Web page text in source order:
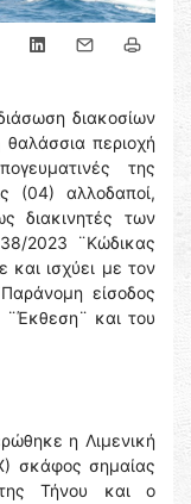
διακοσίων
περιοχή
της
(04) αλλοδαποί,
διακινητές των
2023 ¨Κώδικας
και ισχύει με τον
είσοδος
και του
η Λιμενική
σκάφος σημαίας
Τήνου και ο